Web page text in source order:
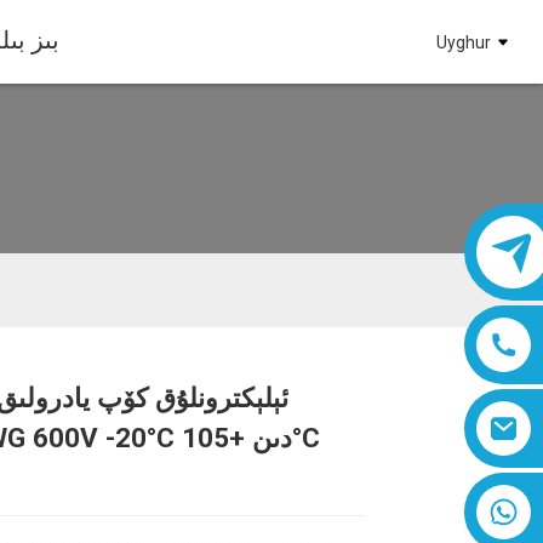
بىز Uyghur
Loading...
Loading... Loading...
Loading...
ئېلېكترونلۇق كۆپ